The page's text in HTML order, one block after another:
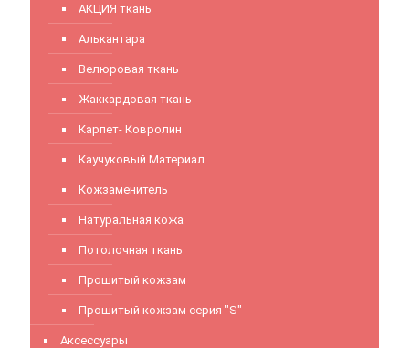
АКЦИЯ ткань
Алькантара
Велюровая ткань
Жаккардовая ткань
Карпет- Ковролин
Каучуковый Материал
Кожзаменитель
Натуральная кожа
Потолочная ткань
Прошитый кожзам
Прошитый кожзам серия "S"
Аксессуары